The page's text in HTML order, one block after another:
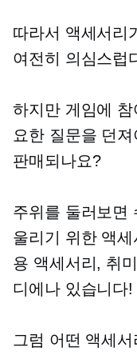
따라서 액세서리
여전히 의심스럽
하지만 게임에
요한 질문을 던
판매되나요?
주위를 둘러보면
울리기 위한 액
용 액세서리, 취
디에나 있습니다!
그럼 어떤 액세